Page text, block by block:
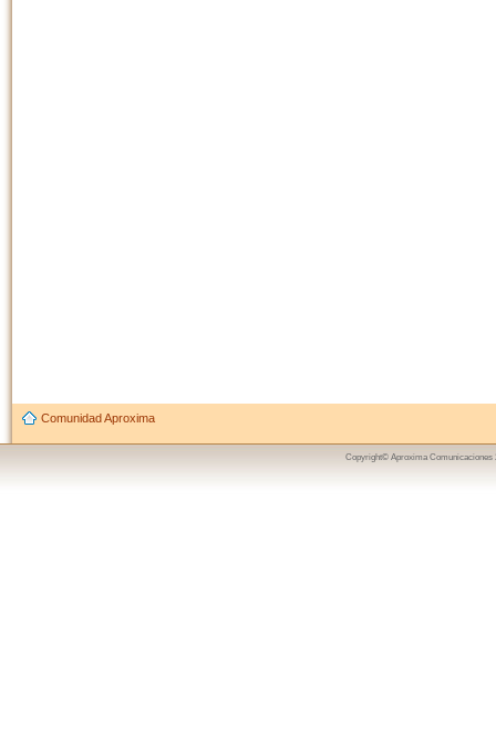
Comunidad Aproxima
Copyright© Aproxima Comunicaciones